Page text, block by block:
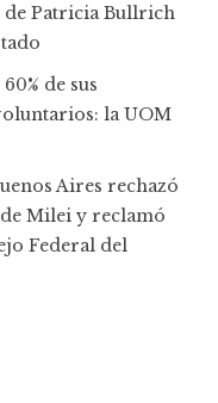
Patricia Bullrich
de sus
la UOM
Aires rechazó
Milei y reclamó
Federal del